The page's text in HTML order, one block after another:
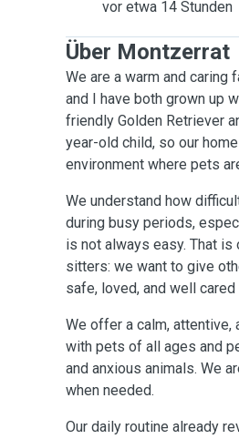
vor etwa 14 Stunden
Über Montzerrat
We are a warm and
and I have both grown up
friendly Golden Retriever
year-old child, so our
environment where pets
We understand how
during busy periods,
is not always easy. That
sitters: we want to give
safe, loved, and well cared
We offer a calm, attentive,
with pets of all ages and
and anxious animals. We
when needed.
Our daily routine already